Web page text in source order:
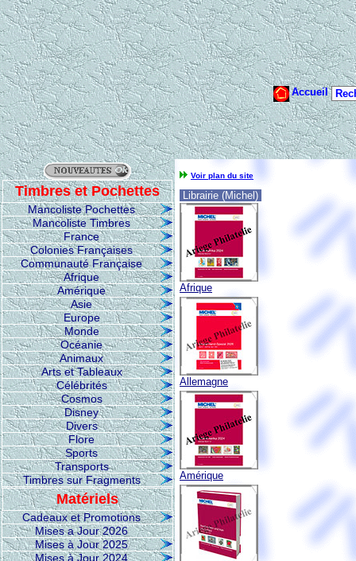
Timbres et Pochettes
Mancoliste Pochettes
Mancoliste Timbres
France
Colonies Françaises
Communauté Française
Afrique
Amérique
Asie
Europe
Monde
Océanie
Animaux
Arts et Tableaux
Célébrités
Cosmos
Disney
Divers
Flore
Sports
Transports
Timbres sur Fragments
Matériels
Cadeaux et Promotions
Mises a Jour 2026
Mises à Jour 2025
Mises à Jour 2024
Voir plan du site
Librairie (Michel)
Afrique
Allemagne
Amérique